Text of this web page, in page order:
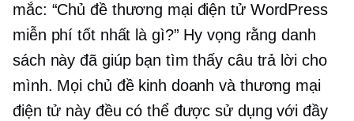
mắc: “Chủ đề thương mại điện tử WordPress
miễn phí tốt nhất là gì?” Hy vọng rằng danh
sách này đã giúp bạn tìm thấy câu trả lời cho
mình. Mọi chủ đề kinh doanh và thương mại
điện tử này đều có thể được sử dụng với đầy